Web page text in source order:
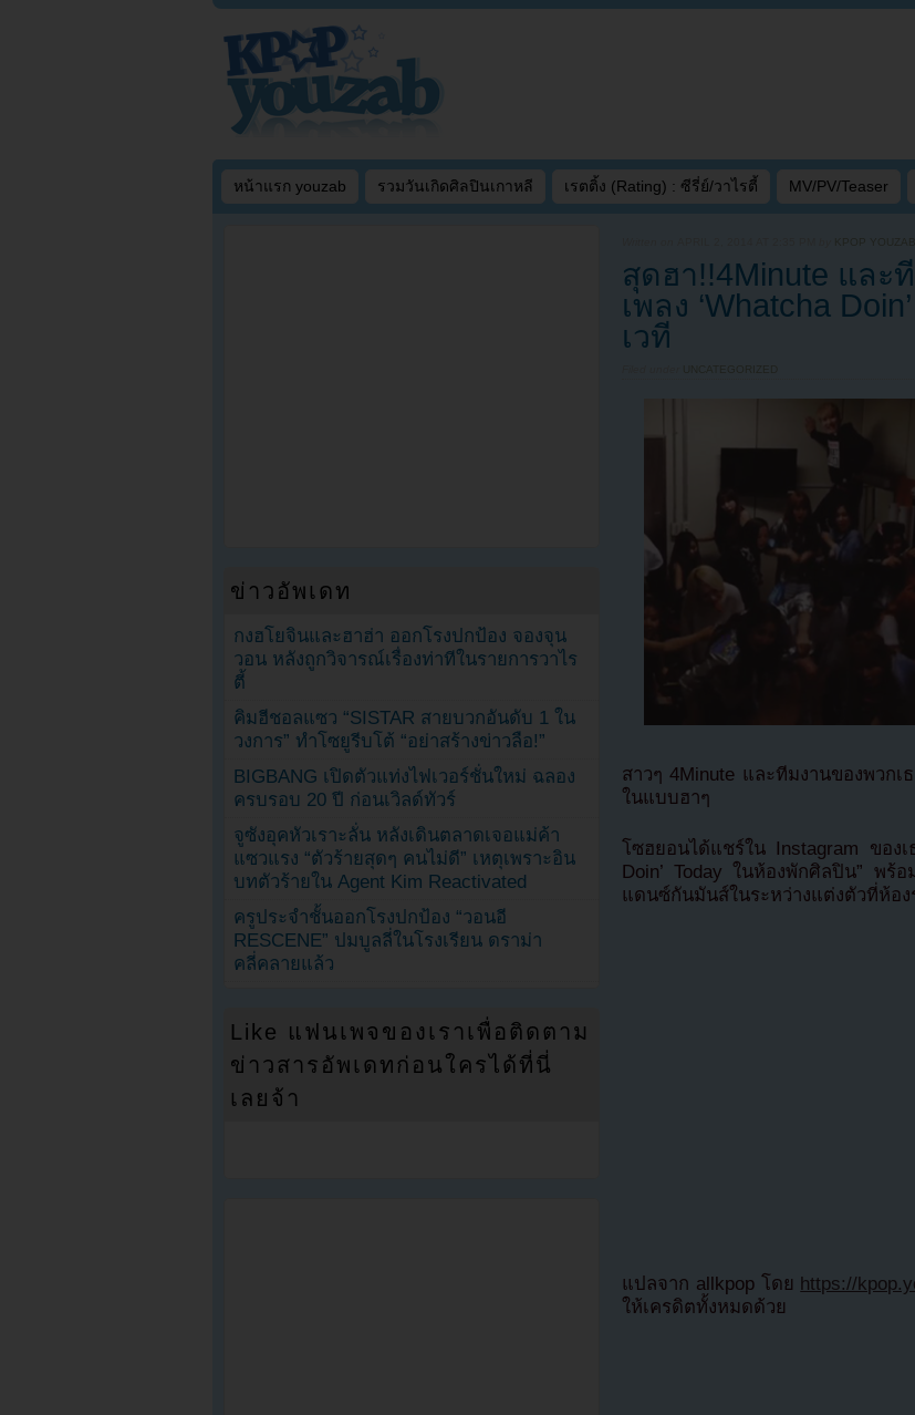
หน้าแรก youzab รวมวันเกิดศิลปินเกาหลี เรตติ้ง (Rating) : ซีรี่ย์/วาไรตี้ MV/PV/Teaser
KPOP YOUZAB
สุดฮา!!4Minute และ
เพลง ‘Whatcha
เวที
UNCATEGORIZED
สาวๆ 4Minute และทีมงานของพวกเธ
ในแบบฮาๆ
โซฮยอนได้แชร์ใน Instagram ของ
Doin’ Today ในห้องพักศิลปิน” พร้
แดนซ์กันมันส์ในระหว่างแต่งตัวที่ห้อง
แปลจาก allkpop โดย https://
ให้เครดิตทั้งหมดด้วย
ข่าวอัพเดท
กงฮโยจินและฮาฮ่า ออกโรงปกป้อง จองจุน
วอน หลังถูกวิจารณ์เรื่องท่าทีในรายการวาไร
ตี้
คิมฮีชอลแซว “SISTAR สายบวกอันดับ 1 ใน
วงการ” ทำโซยูรีบโต้ “อย่าสร้างข่าวลือ!”
BIGBANG เปิดตัวแท่งไฟเวอร์ชั่นใหม่ ฉลอง
ครบรอบ 20 ปี ก่อนเวิลด์ทัวร์
จูซังอุคหัวเราะลั่น หลังเดินตลาดเจอแม่ค้า
แซวแรง “ตัวร้ายสุดๆ คนไม่ดี” เหตุเพราะอิน
บทตัวร้ายใน Agent Kim Reactivated
ครูประจำชั้นออกโรงปกป้อง “วอนอี
RESCENE” ปมบูลลี่ในโรงเรียน ดราม่า
คลี่คลายแล้ว
Like แฟนเพจของเราเพื่อติดตาม
ข่าวสารอัพเดทก่อนใครได้ที่นี่
เลยจ้า